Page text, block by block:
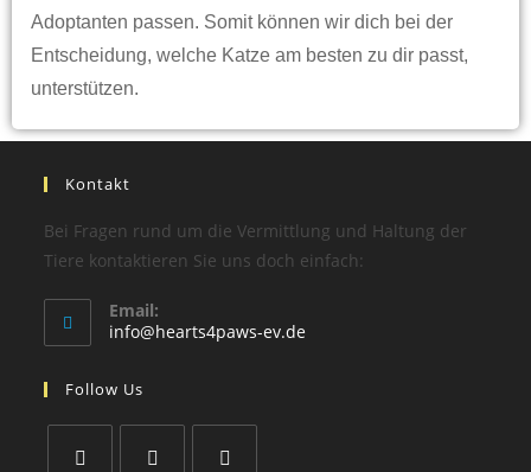
Adoptanten passen. Somit können wir dich bei der
Entscheidung, welche Katze am besten zu dir passt,
unterstützen.
Kontakt
Bei Fragen rund um die Vermittlung und Haltung der
Tiere kontaktieren Sie uns doch einfach:
Email:
info@hearts4paws-ev.de
Follow Us